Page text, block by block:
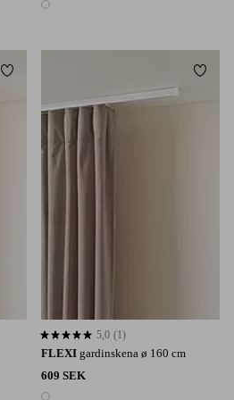
1 färg
Lägg till i favoriter
FLEXI gardinskena ø 160 cm
609 SEK
5,0 baserat på 1 st betyg
5,0 (1)
Lägg